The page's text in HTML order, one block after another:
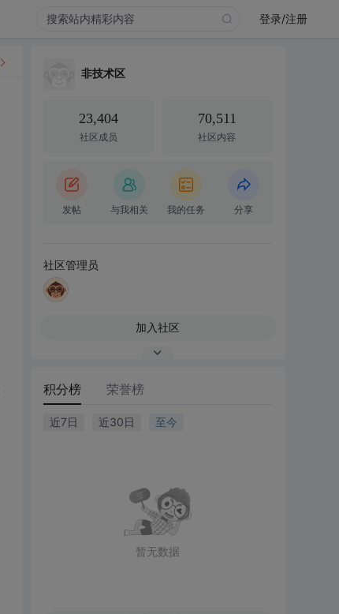
登录/注册
非技术区
23,404
社区成员
70,511
社区内容
发帖 与我相关 我的任务 分享
社区管理员
加入社区
积分榜 荣誉榜
近7日 近30日 至今
暂无数据